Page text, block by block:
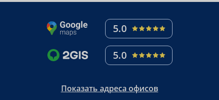
5.0
5.0
Показать адреса офисов